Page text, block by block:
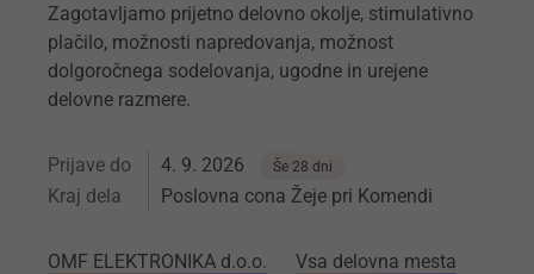
Zagotavljamo prijetno delovno okolje, stimulativno
plačilo, možnosti napredovanja, možnost
dolgoročnega sodelovanja, ugodne in urejene
delovne razmere.
Prijave do 4. 9. 2026 Še 28 dni
Kraj dela Poslovna cona Žeje pri Komendi
OMF ELEKTRONIKA d.o.o. Vsa delovna mesta